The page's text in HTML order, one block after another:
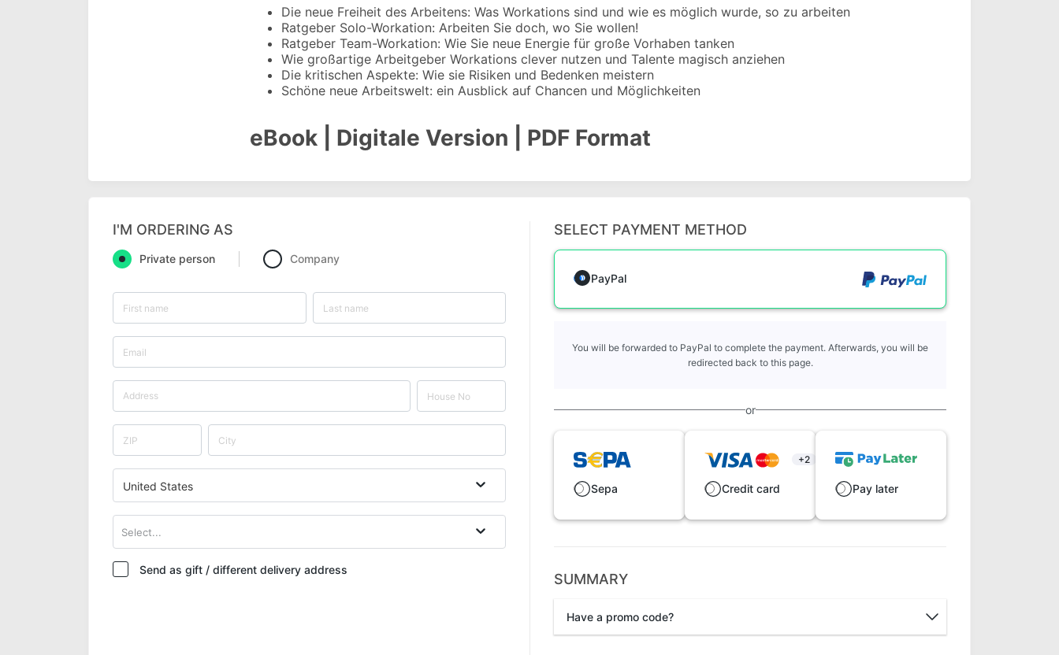
Die neue Freiheit des Arbeitens: Was Workations sind und wie es möglich wurde, so zu arbeiten
Ratgeber Solo-Workation: Arbeiten Sie doch, wo Sie wollen!
Ratgeber Team-Workation: Wie Sie neue Energie für große Vorhaben tanken
Wie großartige Arbeitgeber Workations clever nutzen und Talente magisch anziehen
Die kritischen Aspekte: Wie sie Risiken und Bedenken meistern
Schöne neue Arbeitswelt: ein Ausblick auf Chancen und Möglichkeiten
eBook | Digitale Version | PDF Format
I'M ORDERING AS
Private person Company
United States
Select...
Send as gift / different delivery address
SELECT PAYMENT METHOD
PayPal
You will be forwarded to PayPal to complete the payment. Afterwards, you will be
redirected back to this page.
or
Sepa
+2
Credit card Pay later
SUMMARY
Have a promo code?